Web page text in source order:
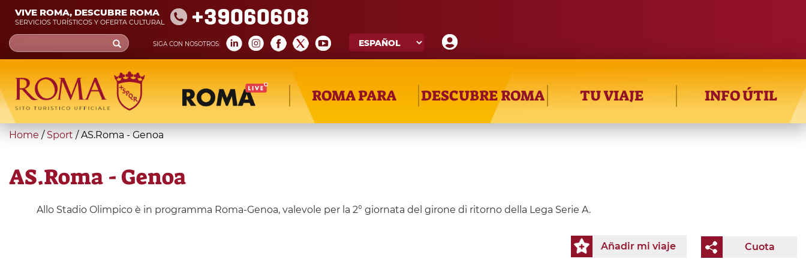
Skip
main
content
VIVE ROMA, DESCUBRE ROMA
SERVICIOS TURÍSTICOS Y OFERTA CULTURAL +39060608
SIGA CON NOSOTROS:
Search
form
Búsqueda
ROMA PARA DESCUBRE ROMA TU VIAJE INFO ÚTIL
You
here
Home / Sport /AS.Roma - Genoa
AS.Roma - Genoa
Allo Stadio Olimpico è in programma Roma-Genoa, valevole per la 2° giornata del girone di ritorno della Lega Serie A.
Cuota
Añadir mi viaje